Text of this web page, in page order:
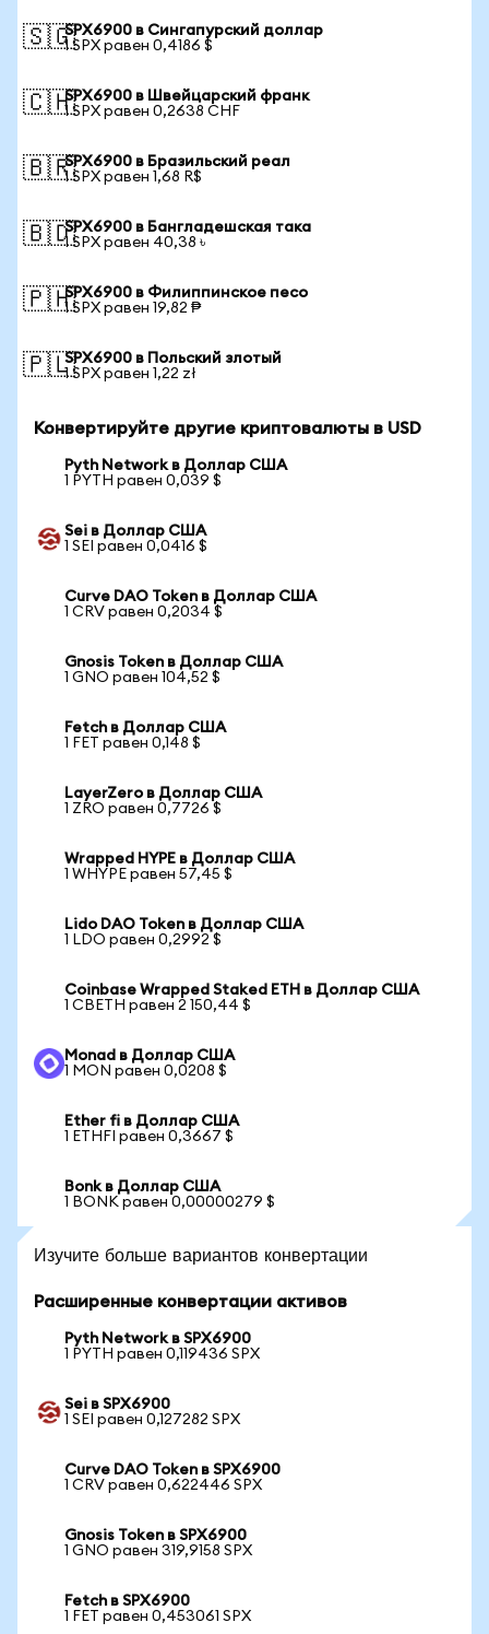
🇸🇬SPX6900 в Сингапурский доллар
1 SPX равен 0,4186 $
🇨🇭SPX6900 в Швейцарский франк
1 SPX равен 0,2638 CHF
🇧🇷SPX6900 в Бразильский реал
1 SPX равен 1,68 R$
🇧🇩SPX6900 в Бангладешская така
1 SPX равен 40,38 ৳
🇵🇭SPX6900 в Филиппинское песо
1 SPX равен 19,82 ₱
🇵🇱SPX6900 в Польский злотый
1 SPX равен 1,22 zł
Конвертируйте другие криптовалюты в USD
Pyth Network в Доллар США
1 PYTH равен 0,039 $
Sei в Доллар США
1 SEI равен 0,0416 $
Curve DAO Token в Доллар США
1 CRV равен 0,2034 $
Gnosis Token в Доллар США
1 GNO равен 104,52 $
Fetch в Доллар США
1 FET равен 0,148 $
LayerZero в Доллар США
1 ZRO равен 0,7726 $
Wrapped HYPE в Доллар США
1 WHYPE равен 57,45 $
Lido DAO Token в Доллар США
1 LDO равен 0,2992 $
Coinbase Wrapped Staked ETH в Доллар США
1 CBETH равен 2 150,44 $
Monad в Доллар США
1 MON равен 0,0208 $
Ether fi в Доллар США
1 ETHFI равен 0,3667 $
Bonk в Доллар США
1 BONK равен 0,00000279 $
Изучите больше вариантов конвертации
Расширенные конвертации активов
Pyth Network в SPX6900
1 PYTH равен 0,119436 SPX
Sei в SPX6900
1 SEI равен 0,127282 SPX
Curve DAO Token в SPX6900
1 CRV равен 0,622446 SPX
Gnosis Token в SPX6900
1 GNO равен 319,9158 SPX
Fetch в SPX6900
1 FET равен 0,453061 SPX